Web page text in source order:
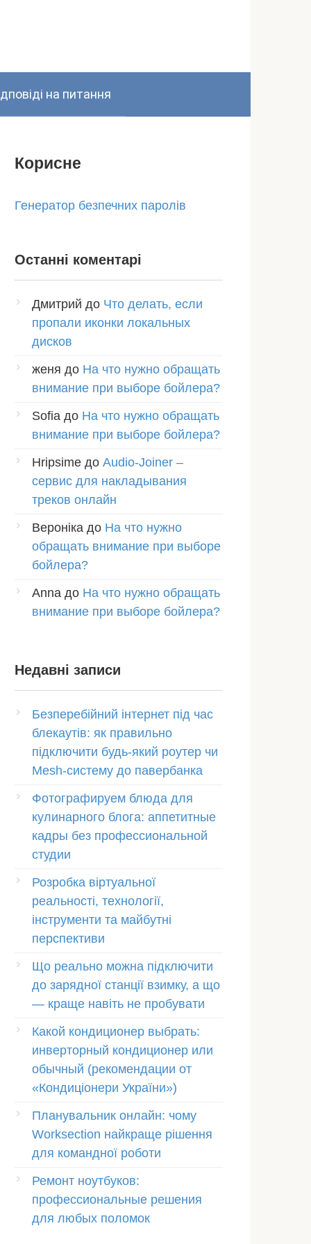
на питання
Корисне
Генератор безпечних паролів
Останні коментарі
Дмитрий до Что делать, если
пропали иконки локальных
дисков
женя до На что нужно обращать
внимание при выборе бойлера?
Sofia до На что нужно обращать
внимание при выборе бойлера?
Hripsime до Audio-Joiner –
сервис для накладывания
треков онлайн
Вероніка до На что нужно
обращать внимание при выборе
бойлера?
Anna до На что нужно обращать
внимание при выборе бойлера?
Недавні записи
Безперебійний інтернет під час
блекаутів: як правильно
підключити будь-який роутер чи
Mesh-систему до павербанка
Фотографируем блюда для
кулинарного блога: аппетитные
кадры без профессиональной
студии
Розробка віртуальної
реальності, технології,
інструменти та майбутні
перспективи
Що реально можна підключити
до зарядної станції взимку, а що
— краще навіть не пробувати
Какой кондиционер выбрать:
инверторный кондиционер или
обычный (рекомендации от
«Кондиціонери України»)
Планувальник онлайн: чому
Worksection найкраще рішення
для командної роботи
Ремонт ноутбуков:
профессиональные решения
для любых поломок